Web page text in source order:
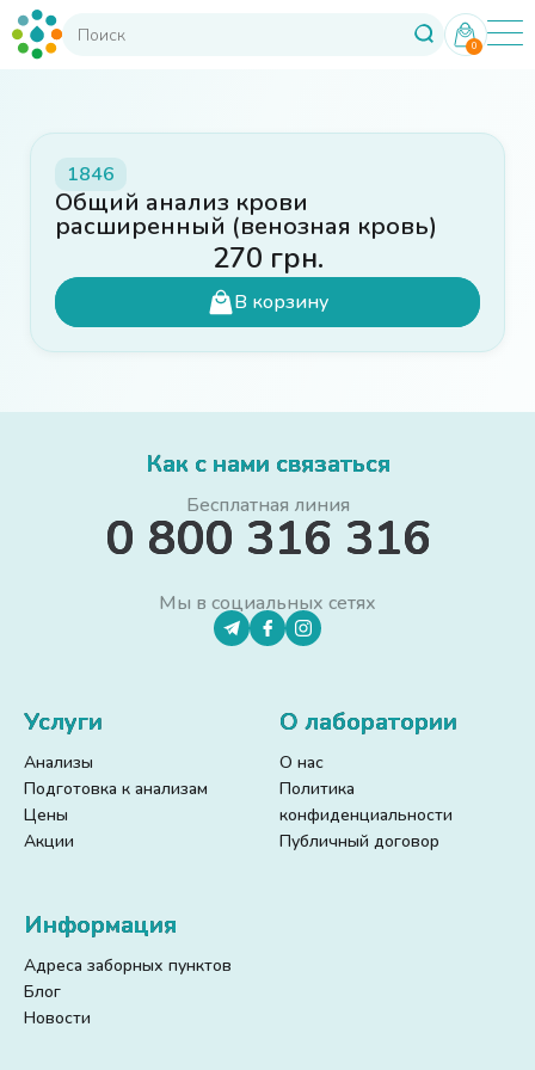
0
1846
Общий анализ крови
расширенный (венозная кровь)
270 грн.
В корзину
Как с нами связаться
Бесплатная линия
0 800 316 316
Мы в социальных сетях
Услуги
Анализы
Подготовка к анализам
Цены
Акции
О лаборатории
О нас
Политика
конфиденциальности
Публичный договор
Информация
Адреса заборных пунктов
Блог
Новости